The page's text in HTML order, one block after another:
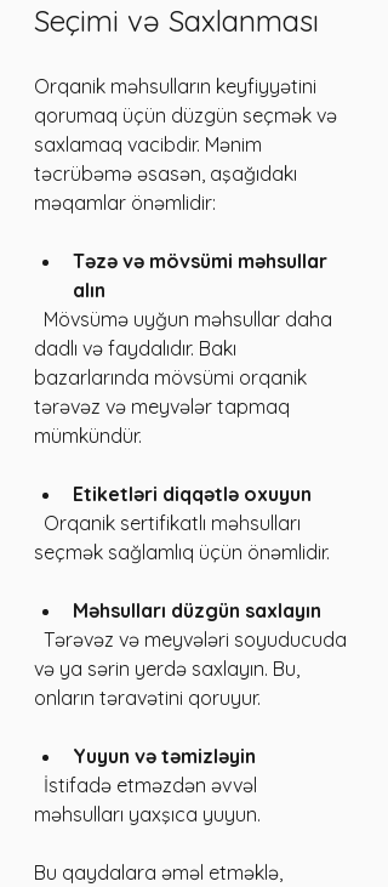
Seçimi və Saxlanması
Orqanik məhsulların keyfiyyətini
qorumaq üçün düzgün seçmək və
saxlamaq vacibdir. Mənim
təcrübəmə əsasən, aşağıdakı
məqamlar önəmlidir:
Təzə və mövsümi məhsullar
alın
dadlı və faydalıdır. Bakı
bazarlarında mövsümi orqanik
tərəvəz və meyvələr tapmaq
mümkündür.
Etiketləri diqqətlə oxuyun
seçmək sağlamlıq üçün önəmlidir.
Məhsulları düzgün saxlayın
və ya sərin yerdə saxlayın. Bu,
onların təravətini qoruyur.
Yuyun və təmizləyin
məhsulları yaxşıca yuyun.
Bu qaydalara əməl etməklə,